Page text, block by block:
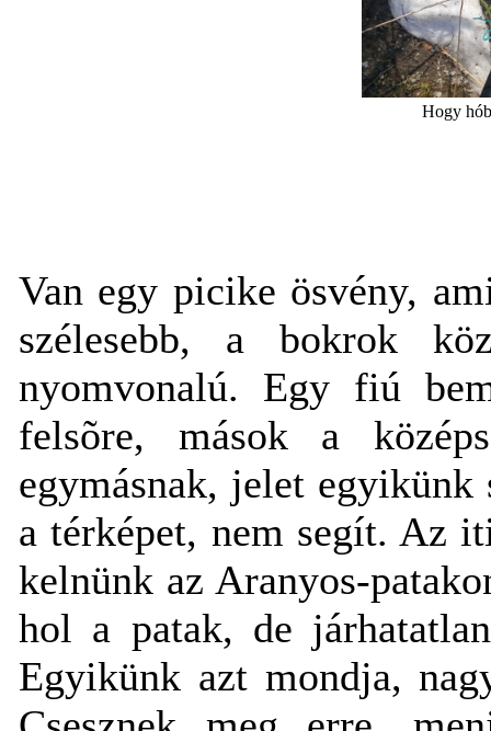
Hogy
Van egy picike ösvény,
szélesebb, a bokrok
nyomvonalú. Egy fiú
felsõre, mások a
egymásnak, jelet
a térképet, nem segít. Az
kelnünk az Aranyos-
hol a patak, de
Egyikünk azt mondja,